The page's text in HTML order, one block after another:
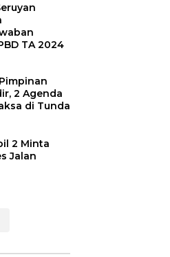
TA 2024
2 Agenda
di Tunda
2 Minta
Jalan